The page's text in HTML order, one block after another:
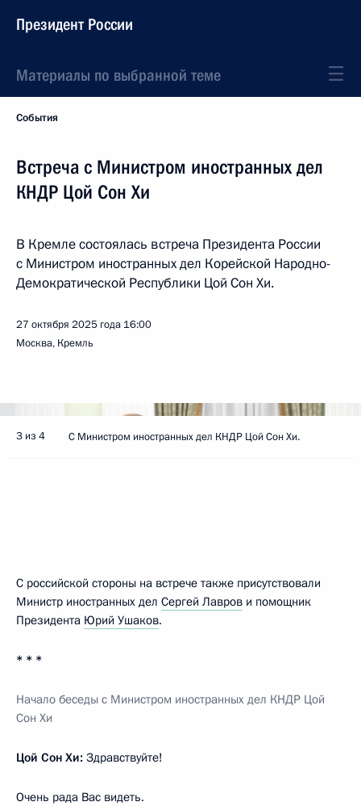
Президент России
Материалы по выбранной теме
События
Встреча с Министром иностранных дел
КНДР Цой Сон Хи
В Кремле состоялась встреча Президента России
с Министром иностранных дел Корейской Народно-
Демократической Республики Цой Сон Хи.
27 октября 2025 года 16:00
Москва, Кремль
3 из 4 С Министром иностранных дел КНДР Цой Сон Хи.
С российской стороны на встрече также присутствовали
Министр иностранных дел Сергей Лавров и помощник
Президента Юрий Ушаков.
* * *
Начало беседы с Министром иностранных дел КНДР Цой
Сон Хи
Цой Сон Хи: Здравствуйте!
Очень рада Вас видеть.